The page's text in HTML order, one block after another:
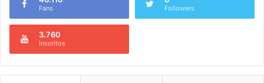
Fans Followers
3.760
Inscritos